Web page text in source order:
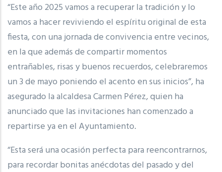
“Este año 2025 vamos a recuperar la tradición y lo
vamos a hacer reviviendo el espíritu original de esta
fiesta, con una jornada de convivencia entre vecinos,
en la que además de compartir momentos
entrañables, risas y buenos recuerdos, celebraremos
un 3 de mayo poniendo el acento en sus inicios”, ha
asegurado la alcaldesa Carmen Pérez, quien ha
anunciado que las invitaciones han comenzado a
repartirse ya en el Ayuntamiento.
“Esta será una ocasión perfecta para reencontrarnos,
para recordar bonitas anécdotas del pasado y del